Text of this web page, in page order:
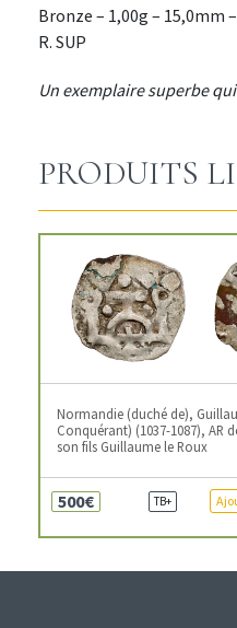
Bronze – 1,00g – 15,0mm
R. SUP
Un exemplaire superbe
PRODUITS
Normandie (duché de),
Conquérant) (1037-1087), AR
son fils Guillaume le Roux
500€ TB+